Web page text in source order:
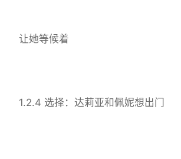
让她等候着
1.2.4 选择：达莉亚和佩妮想出门